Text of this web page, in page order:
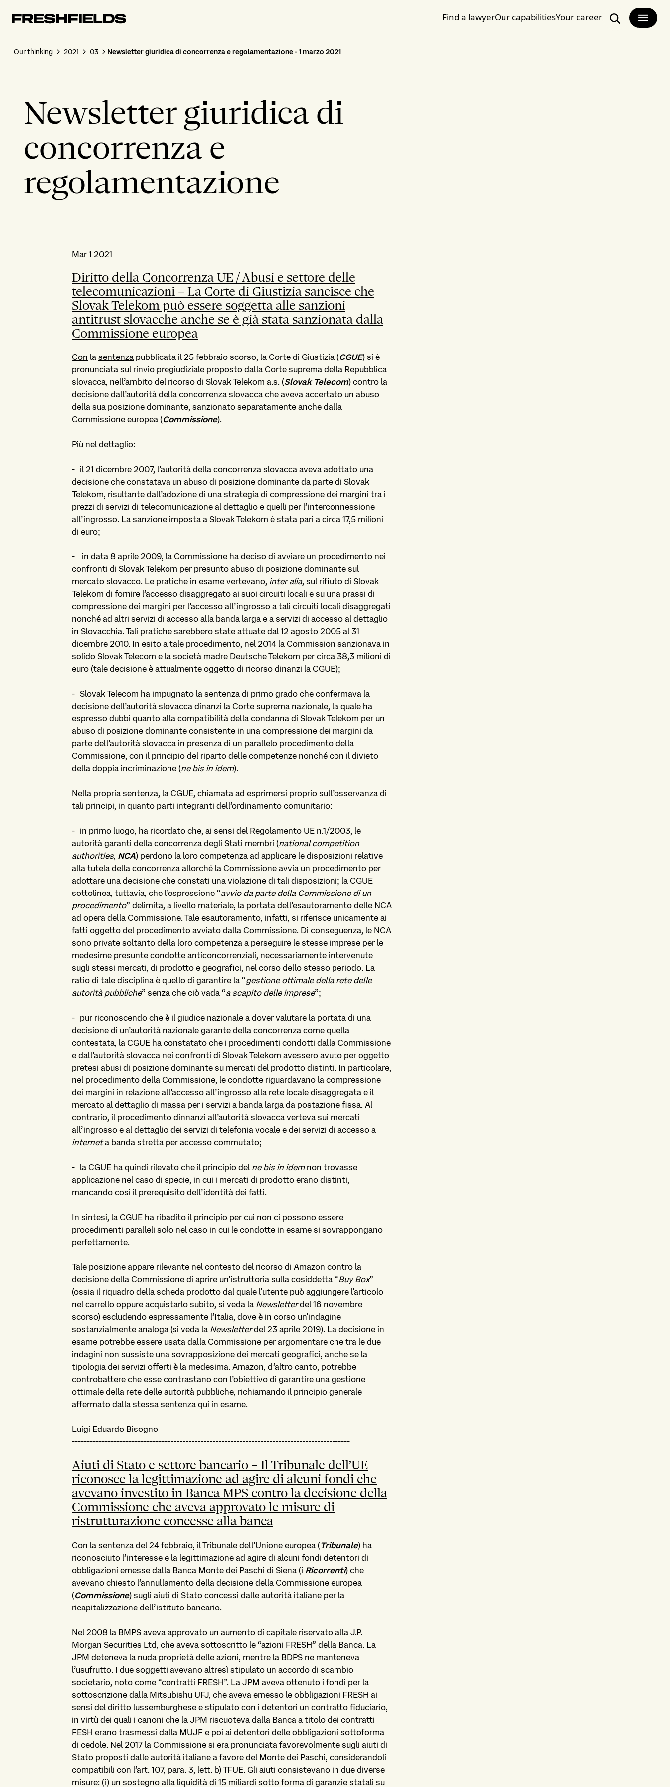
Find a lawyerOur capabilitiesYour career
Search
Our thinking 2021 03 Newsletter giuridica di concorrenza e regolamentazione - 1 marzo 2021
Newsletter giuridica di
concorrenza e
regolamentazione
Mar 1 2021
Diritto della Concorrenza UE / Abusi e settore delle
telecomunicazioni – La Corte di Giustizia sancisce che
Slovak Telekom può essere soggetta alle sanzioni
antitrust slovacche anche se è già stata sanzionata dalla
Commissione europea
Con la sentenza pubblicata il 25 febbraio scorso, la Corte di Giustizia (CGUE) si è
pronunciata sul rinvio pregiudiziale proposto dalla Corte suprema della Repubblica
slovacca, nell’ambito del ricorso di Slovak Telekom a.s. (Slovak Telecom) contro la
decisione dall’autorità della concorrenza slovacca che aveva accertato un abuso
della sua posizione dominante, sanzionato separatamente anche dalla
Commissione europea (Commissione).
Più nel dettaglio:
- il 21 dicembre 2007, l’autorità della concorrenza slovacca aveva adottato una
decisione che constatava un abuso di posizione dominante da parte di Slovak
Telekom, risultante dall’adozione di una strategia di compressione dei margini tra i
prezzi di servizi di telecomunicazione al dettaglio e quelli per l’interconnessione
all’ingrosso. La sanzione imposta a Slovak Telekom è stata pari a circa 17,5 milioni
di euro;
-
in data 8 aprile 2009, la Commissione ha deciso di avviare un procedimento nei
confronti di Slovak Telekom per presunto abuso di posizione dominante sul
mercato slovacco. Le pratiche in esame vertevano, inter alia, sul rifiuto di Slovak
Telekom di fornire l’accesso disaggregato ai suoi circuiti locali e su una prassi di
compressione dei margini per l’accesso all’ingrosso a tali circuiti locali disaggregati
nonché ad altri servizi di accesso alla banda larga e a servizi di accesso al dettaglio
in Slovacchia. Tali pratiche sarebbero state attuate dal 12 agosto 2005 al 31
dicembre 2010. In esito a tale procedimento, nel 2014 la Commission sanzionava in
solido Slovak Telecom e la società madre Deutsche Telekom per circa 38,3 milioni di
euro (tale decisione è attualmente oggetto di ricorso dinanzi la CGUE);
- Slovak Telecom ha impugnato la sentenza di primo grado che confermava la
decisione dell’autorità slovacca dinanzi la Corte suprema nazionale, la quale ha
espresso dubbi quanto alla compatibilità della condanna di Slovak Telekom per un
abuso di posizione dominante consistente in una compressione dei margini da
parte dell’autorità slovacca in presenza di un parallelo procedimento della
Commissione, con il principio del riparto delle competenze nonché con il divieto
della doppia incriminazione (ne bis in idem).
Nella propria sentenza, la CGUE, chiamata ad esprimersi proprio sull’osservanza di
tali principi, in quanto parti integranti dell’ordinamento comunitario:
- in primo luogo, ha ricordato che, ai sensi del Regolamento UE n.1/2003, le
autorità garanti della concorrenza degli Stati membri (national competition
authorities, NCA) perdono la loro competenza ad applicare le disposizioni relative
alla tutela della concorrenza allorché la Commissione avvia un procedimento per
adottare una decisione che constati una violazione di tali disposizioni; la CGUE
sottolinea, tuttavia, che l’espressione “avvio da parte della Commissione di un
procedimento” delimita, a livello materiale, la portata dell’esautoramento delle NCA
ad opera della Commissione. Tale esautoramento, infatti, si riferisce unicamente ai
fatti oggetto del procedimento avviato dalla Commissione. Di conseguenza, le NCA
sono private soltanto della loro competenza a perseguire le stesse imprese per le
medesime presunte condotte anticoncorrenziali, necessariamente intervenute
sugli stessi mercati, di prodotto e geografici, nel corso dello stesso periodo. La
ratio di tale disciplina è quello di garantire la “gestione ottimale della rete delle
autorità pubbliche” senza che ciò vada “a scapito delle imprese”;
- pur riconoscendo che è il giudice nazionale a dover valutare la portata di una
decisione di un’autorità nazionale garante della concorrenza come quella
contestata, la CGUE ha constatato che i procedimenti condotti dalla Commissione
e dall’autorità slovacca nei confronti di Slovak Telekom avessero avuto per oggetto
pretesi abusi di posizione dominante su mercati del prodotto distinti. In particolare,
nel procedimento della Commissione, le condotte riguardavano la compressione
dei margini in relazione all’accesso all’ingrosso alla rete locale disaggregata e il
mercato al dettaglio di massa per i servizi a banda larga da postazione fissa. Al
contrario, il procedimento dinnanzi all’autorità slovacca verteva sui mercati
all’ingrosso e al dettaglio dei servizi di telefonia vocale e dei servizi di accesso a
interneta banda stretta per accesso commutato;
- la CGUE ha quindi rilevato che il principio del ne bis in idemnon trovasse
applicazione nel caso di specie, in cui i mercati di prodotto erano distinti,
mancando così il prerequisito dell’identità dei fatti.
In sintesi, la CGUE ha ribadito il principio per cui non ci possono essere
procedimenti paralleli solo nel caso in cui le condotte in esame si sovrappongano
perfettamente.
Tale posizione appare rilevante nel contesto del ricorso di Amazon contro la
decisione della Commissione di aprire un’istruttoria sulla cosiddetta “Buy Box”
(ossia il riquadro della scheda prodotto dal quale l'utente può aggiungere l'articolo
nel carrello oppure acquistarlo subito, si veda la Newsletterdel 16 novembre
scorso) escludendo espressamente l’Italia, dove è in corso un'indagine
sostanzialmente analoga (si veda la Newsletterdel 23 aprile 2019). La decisione in
esame potrebbe essere usata dalla Commissione per argomentare che tra le due
indagini non sussiste una sovrapposizione dei mercati geografici, anche se la
tipologia dei servizi offerti è la medesima. Amazon, d’altro canto, potrebbe
controbattere che esse contrastano con l’obiettivo di garantire una gestione
ottimale della rete delle autorità pubbliche, richiamando il principio generale
affermato dalla stessa sentenza qui in esame.
Luigi Eduardo Bisogno
---------------------------------------------------------------------------------------------
Aiuti di Stato e settore bancario – Il Tribunale dell’UE
riconosce la legittimazione ad agire di alcuni fondi che
avevano investito in Banca MPS contro la decisione della
Commissione che aveva approvato le misure di
ristrutturazione concesse alla banca
Con la sentenza del 24 febbraio, il Tribunale dell’Unione europea (Tribunale) ha
riconosciuto l’interesse e la legittimazione ad agire di alcuni fondi detentori di
obbligazioni emesse dalla Banca Monte dei Paschi di Siena (i Ricorrenti) che
avevano chiesto l’annullamento della decisione della Commissione europea
(Commissione) sugli aiuti di Stato concessi dalle autorità italiane per la
ricapitalizzazione dell’istituto bancario.
Nel 2008 la BMPS aveva approvato un aumento di capitale riservato alla J.P.
Morgan Securities Ltd, che aveva sottoscritto le “azioni FRESH” della Banca. La
JPM deteneva la nuda proprietà delle azioni, mentre la BDPS ne manteneva
l’usufrutto. I due soggetti avevano altresì stipulato un accordo di scambio
societario, noto come “contratti FRESH”. La JPM aveva ottenuto i fondi per la
sottoscrizione dalla Mitsubishu UFJ, che aveva emesso le obbligazioni FRESH ai
sensi del diritto lussemburghese e stipulato con i detentori un contratto fiduciario,
in virtù dei quali i canoni che la JPM riscuoteva dalla Banca a titolo dei contratti
FESH erano trasmessi dalla MUJF e poi ai detentori delle obbligazioni sottoforma
di cedole. Nel 2017 la Commissione si era pronunciata favorevolmente sugli aiuti di
Stato proposti dalle autorità italiane a favore del Monte dei Paschi, considerandoli
compatibili con l’art. 107, para. 3, lett. b) TFUE. Gli aiuti consistevano in due diverse
misure: (i) un sostegno alla liquidità di 15 miliardi sotto forma di garanzie statali su